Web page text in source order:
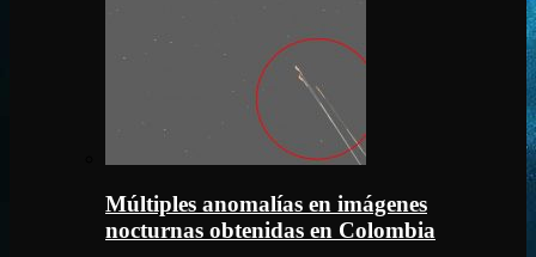
Múltiples anomalías en imágenes
nocturnas obtenidas en Colombia